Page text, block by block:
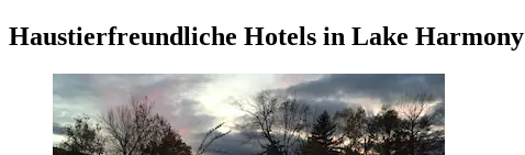
Haustierfreundliche Hotels in Lake Harmony